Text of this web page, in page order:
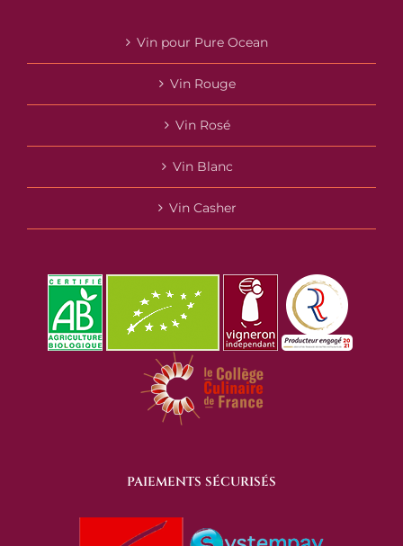
Vin pour Pure Ocean
Vin Rouge
Vin Rosé
Vin Blanc
Vin Casher
PAIEMENTS SÉCURISÉS